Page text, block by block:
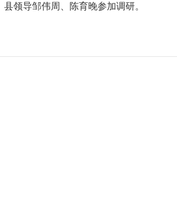
导邹伟周、陈育晚参加调研。